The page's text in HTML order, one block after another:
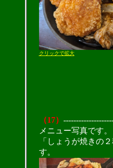
クリックで拡大
（17）
メニュー写真です。
「しょうが焼きの
す。